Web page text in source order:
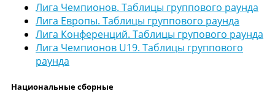
Лига Чемпионов. Таблицы группового раунда
Лига Европы. Таблицы группового раунда
Лига Конференций. Таблицы групового раунда
Лига Чемпионов U19. Таблицы группового
раунда
Национальные сборные